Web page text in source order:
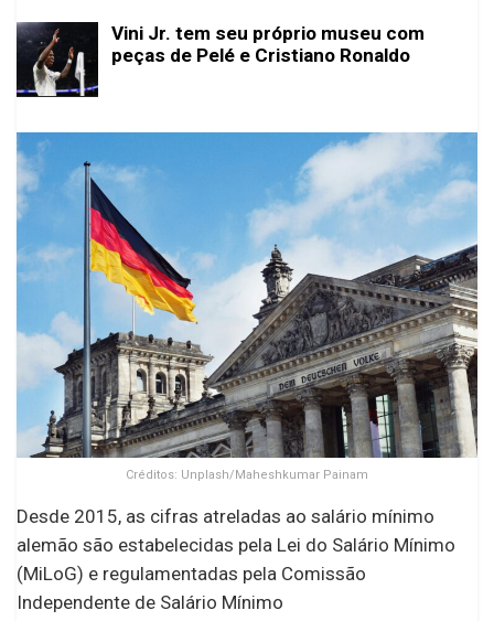
Vini Jr. tem seu próprio museu com
peças de Pelé e Cristiano Ronaldo
Créditos: Unplash/Maheshkumar Painam
Desde 2015, as cifras atreladas ao salário mínimo
alemão são estabelecidas pela Lei do Salário Mínimo
(MiLoG) e regulamentadas pela Comissão
Independente de Salário Mínimo